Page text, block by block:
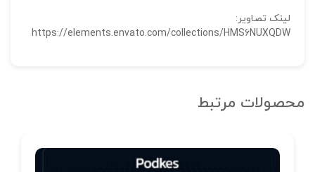
لینک تصاویر:
https://elements.envato.com/collections/HMS6NUXQDW
محصولات مرتبط